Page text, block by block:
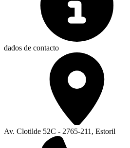
dados de contacto
Av. Clotilde 52C - 2765-211, Estoril